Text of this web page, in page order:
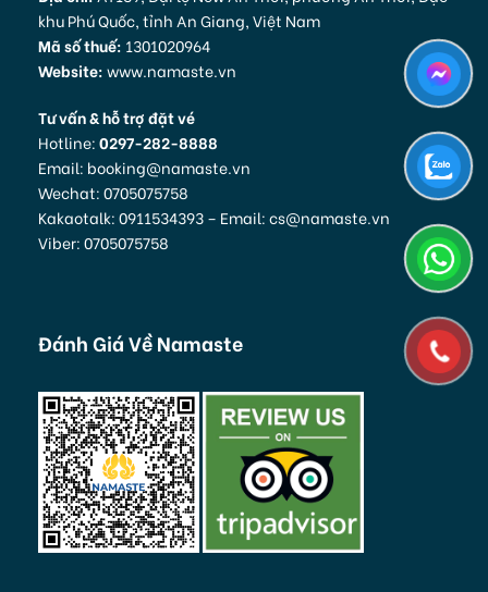
khu Phú Quốc, tỉnh An Giang, Việt Nam
Mã số thuế: 1301020964
Website:www.namaste.vn
Tư vấn & hỗ trợ đặt vé
Hotline:0297-282-8888
Email: booking@namaste.vn
Wechat: 0705075758
Kakaotalk: 0911534393 – Email: cs@namaste.vn
Viber: 0705075758
Đánh Giá Về Namaste